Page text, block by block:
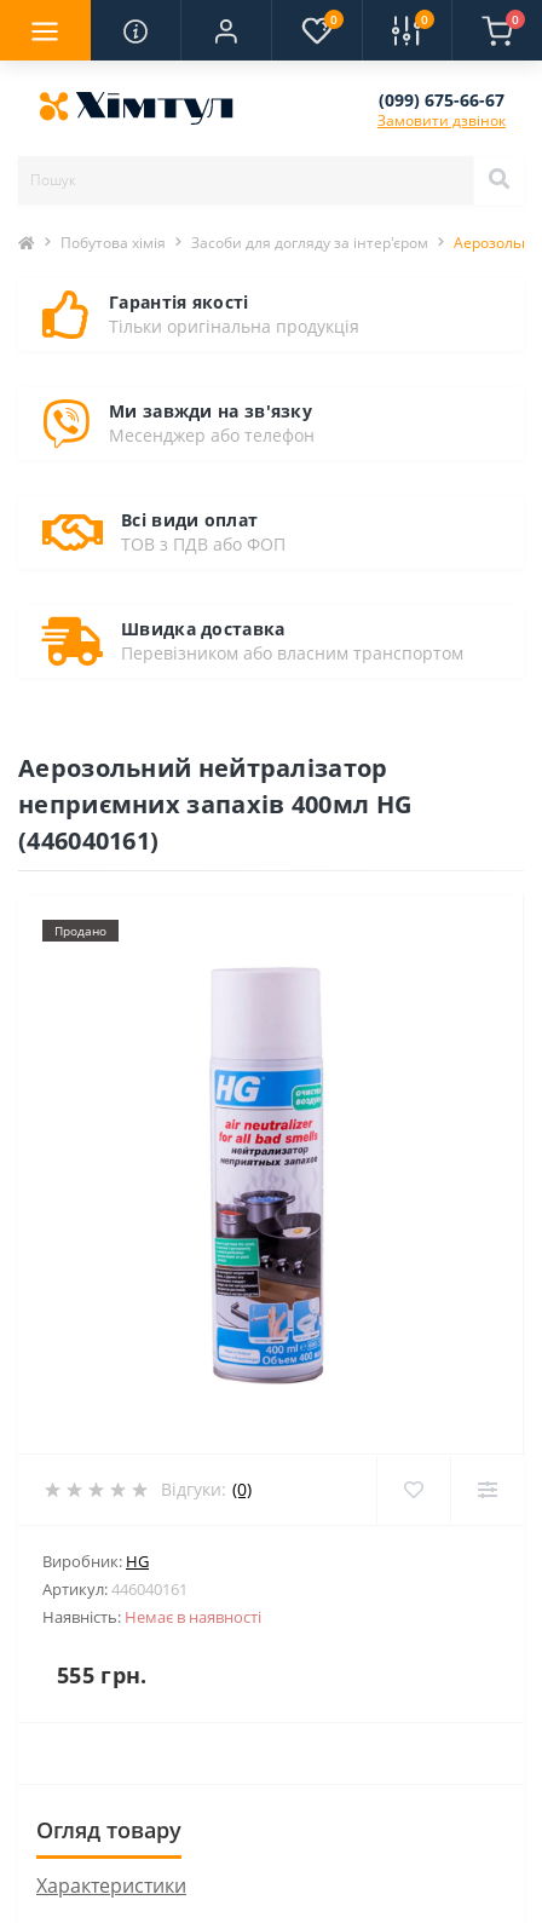
0 0 0
(099) 675-66-67
Замовити дзвінок
Побутова хімія Засоби для догляду за інтер'єром
Гарантія якості
Тільки оригінальна продукція
Ми завжди на зв'язку
Месенджер або телефон
Всі види оплат
ТОВ з ПДВ або ФОП
Швидка доставка
Перевізником або власним транспортом
Аерозольний нейтралізатор
неприємних запахів 400мл HG
(446040161)
Продано
Відгуки: (0)
Виробник: HG
Артикул:446040161
Наявність: Немає в наявності
555 грн.
Огляд товару
Характеристики